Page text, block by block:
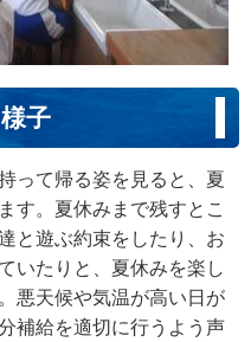
子
って帰る姿を見ると、夏
す。夏休みまで残すとこ
と遊ぶ約束をしたり、お
いたりと、夏休みを楽し
悪天候や気温が高い日が
補給を適切に行うよう声